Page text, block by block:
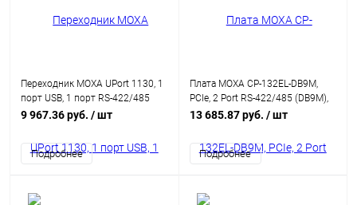
Переходник MOXA UPort 1130, 1
порт USB, 1 порт RS-422/485
9 967.36 руб. / шт
Подробнее
Плата MOXA CP-132EL-DB9M,
PCIe, 2 Port RS-422/485 (DB9M),
Low Profile, кабель в комплекте
13 685.87 руб. / шт
Подробнее